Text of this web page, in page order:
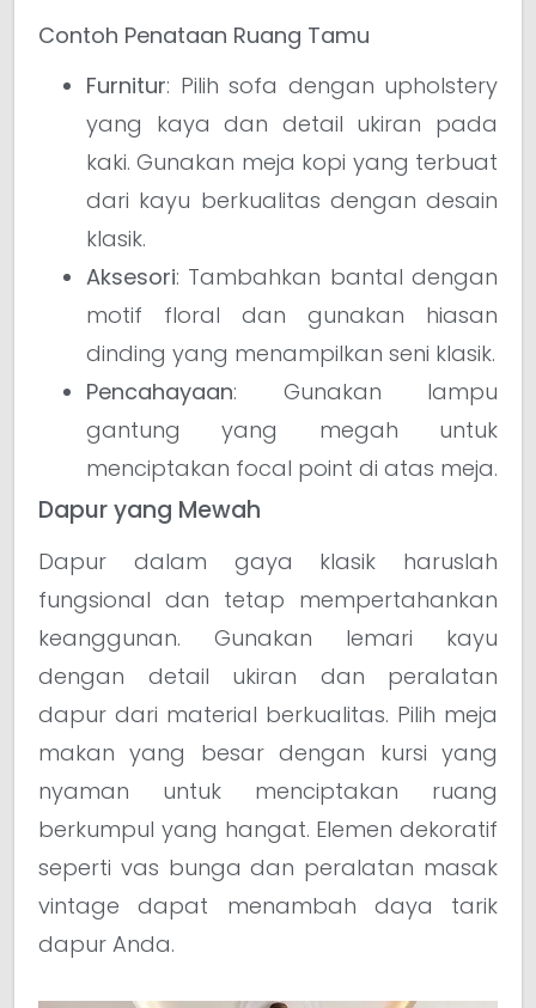
Contoh Penataan Ruang Tamu
Furnitur: Pilih sofa dengan upholstery
yang kaya dan detail ukiran pada
kaki. Gunakan meja kopi yang terbuat
dari kayu berkualitas dengan desain
klasik.
Aksesori: Tambahkan bantal dengan
motif floral dan gunakan hiasan
dinding yang menampilkan seni klasik.
Pencahayaan: Gunakan lampu
gantung yang megah untuk
menciptakan focal point di atas meja.
Dapur yang Mewah
Dapur dalam gaya klasik haruslah
fungsional dan tetap mempertahankan
keanggunan. Gunakan lemari kayu
dengan detail ukiran dan peralatan
dapur dari material berkualitas. Pilih meja
makan yang besar dengan kursi yang
nyaman untuk menciptakan ruang
berkumpul yang hangat. Elemen dekoratif
seperti vas bunga dan peralatan masak
vintage dapat menambah daya tarik
dapur Anda.